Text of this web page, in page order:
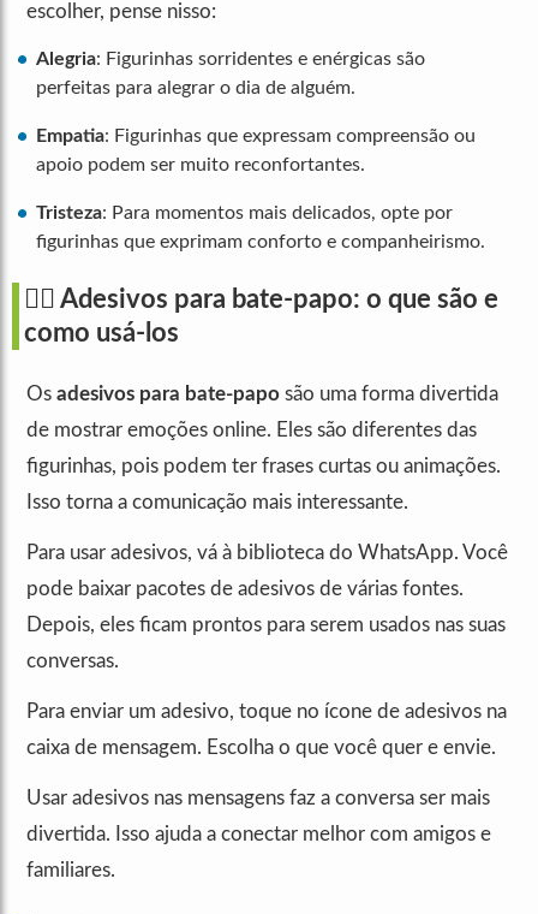
escolher, pense nisso:
Alegria: Figurinhas sorridentes e enérgicas são
perfeitas para alegrar o dia de alguém.
Empatia: Figurinhas que expressam compreensão ou
apoio podem ser muito reconfortantes.
Tristeza: Para momentos mais delicados, opte por
figurinhas que exprimam conforto e companheirismo.
🙋‍♀️ Adesivos para bate-papo: o que são e
como usá-los
Os adesivos para bate-papo são uma forma divertida
de mostrar emoções online. Eles são diferentes das
figurinhas, pois podem ter frases curtas ou animações.
Isso torna a comunicação mais interessante.
Para usar adesivos, vá à biblioteca do WhatsApp. Você
pode baixar pacotes de adesivos de várias fontes.
Depois, eles ficam prontos para serem usados nas suas
conversas.
Para enviar um adesivo, toque no ícone de adesivos na
caixa de mensagem. Escolha o que você quer e envie.
Usar adesivos nas mensagens faz a conversa ser mais
divertida. Isso ajuda a conectar melhor com amigos e
familiares.